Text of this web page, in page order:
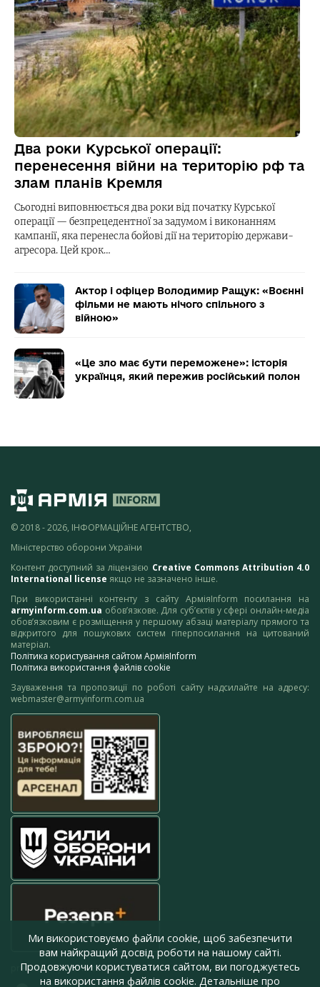
Два роки Курської операції:
перенесення війни на територію рф та
злам планів Кремля
Сьогодні виповнюється два роки від початку Курської
операції — безпрецедентної за задумом і виконанням
кампанії, яка перенесла бойові дії на територію держави-
агресора. Цей крок…
Актор і офіцер Володимир Ращук: «Воєнні
фільми не мають нічого спільного з
війною»
«Це зло має бути переможене»: історія
українця, який пережив російський полон
© 2018 - 2026, ІНФОРМАЦІЙНЕ АГЕНТСТВО,
Міністерство оборони України
Контент доступний за ліцензією Creative Commons Attribution 4.0
International license якщо не зазначено інше.
При використанні контенту з сайту АрміяInform посилання на
armyinform.com.ua обов’язкове. Для суб’єктів у сфері онлайн-медіа
обов’язковим є розміщення у першому абзаці матеріалу прямого та
відкритого для пошукових систем гіперпосилання на цитований
матеріал.
Політика користування сайтом АрміяInform
Політика використання файлів cookie
Зауваження та пропозиції по роботі сайту надсилайте на адресу:
webmaster@armyinform.com.ua
press@armyinform.com.ua
Ми використовуємо файли cookie, щоб забезпечити
вам найкращий досвід роботи на нашому сайті.
Продовжуючи користуватися сайтом, ви погоджуєтесь
на використання файлів cookie. Детальніше про